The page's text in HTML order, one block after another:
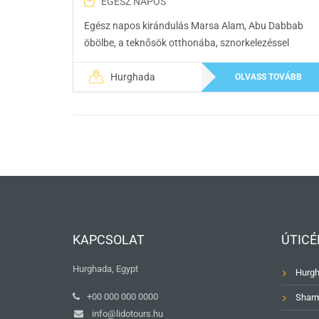
Egész napos kirándulás Marsa Alam, Abu Dabbab
öbölbe, a teknősök otthonába, sznorkelezéssel
Hurghada OLVASS TOVÁBB
KAPCSOLAT
Hurghada, Egypt
+00 000 000 0000
info@lidotours.hu